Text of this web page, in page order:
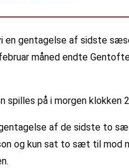
en gentagelse af sidste
måned endte
spilles på i morgen klokken
af de sidste to
og kun sat to sæt til mod